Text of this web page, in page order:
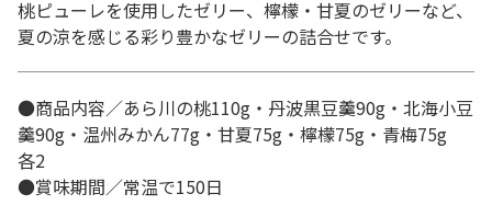
桃ピューレを使用したゼリー、檸檬・甘夏のゼリーなど、
夏の涼を感じる彩り豊かなゼリーの詰合せです。
●商品内容／あら川の桃110g・丹波黒豆羹90g・北海小豆
羹90g・温州みかん77g・甘夏75g・檸檬75g・青梅75g
各2
●賞味期間／常温で150日